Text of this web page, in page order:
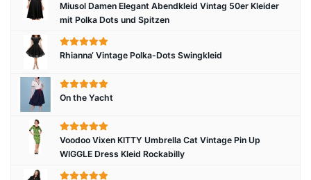
Miusol Damen Elegant Abendkleid Vintag 50er Kleider
mit Polka Dots und Spitzen
Rhianna‘ Vintage Polka-Dots Swingkleid
On the Yacht
Voodoo Vixen KITTY Umbrella Cat Vintage Pin Up
WIGGLE Dress Kleid Rockabilly